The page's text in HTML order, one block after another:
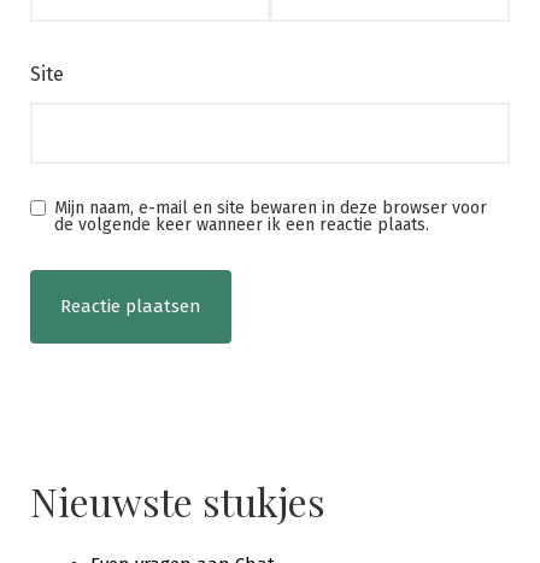
Site
Mijn naam, e-mail en site bewaren in deze browser voor
de volgende keer wanneer ik een reactie plaats.
Nieuwste stukjes